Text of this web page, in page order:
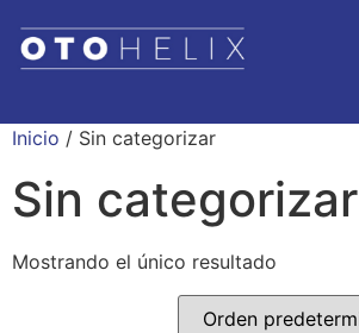
Inicio / Sin categorizar
Sin categorizar
Mostrando el único resultado